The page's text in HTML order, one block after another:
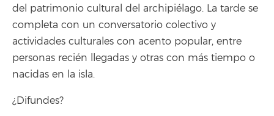
del patrimonio cultural del archipiélago. La tarde se
completa con un conversatorio colectivo y
actividades culturales con acento popular, entre
personas recién llegadas y otras con más tiempo o
nacidas en la isla.
¿Difundes?